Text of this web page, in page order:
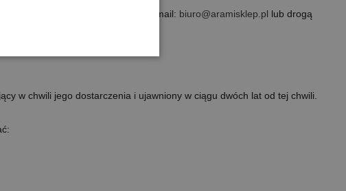
reklamację - najlepiej na adres e-mail: biuro@aramisklep.pl lub drogą
w chwili jego dostarczenia i ujawniony w ciągu dwóch lat od tej chwili.